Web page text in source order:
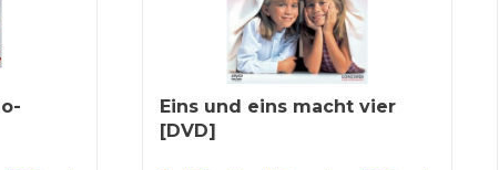
Eins und eins macht vier
[DVD]